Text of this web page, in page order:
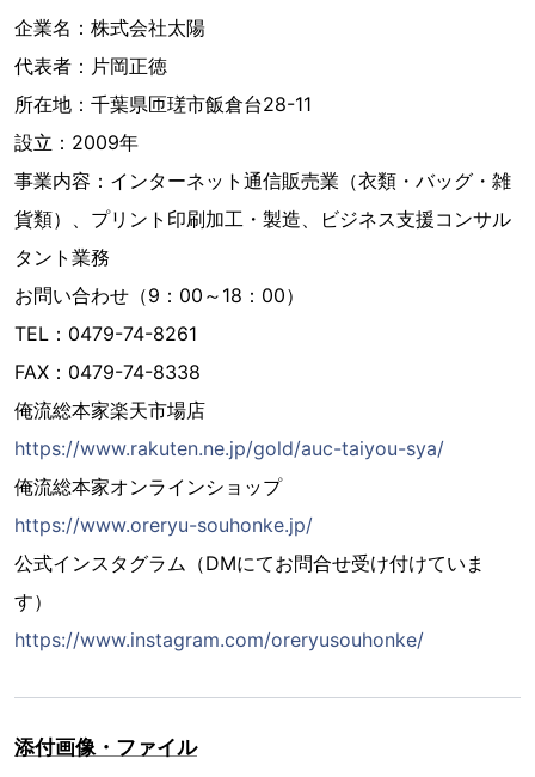
企業名：株式会社太陽
代表者：片岡正徳
所在地：千葉県匝瑳市飯倉台28-11
設立：2009年
事業内容：インターネット通信販売業（衣類・バッグ・雑
貨類）、プリント印刷加工・製造、ビジネス支援コンサル
タント業務
お問い合わせ（9：00～18：00）
TEL：0479-74-8261
FAX：0479-74-8338
俺流総本家楽天市場店
https://www.rakuten.ne.jp/gold/auc-taiyou-sya/
俺流総本家オンラインショップ
https://www.oreryu-souhonke.jp/
公式インスタグラム（DMにてお問合せ受け付けていま
す）
https://www.instagram.com/oreryusouhonke/
添付画像・ファイル